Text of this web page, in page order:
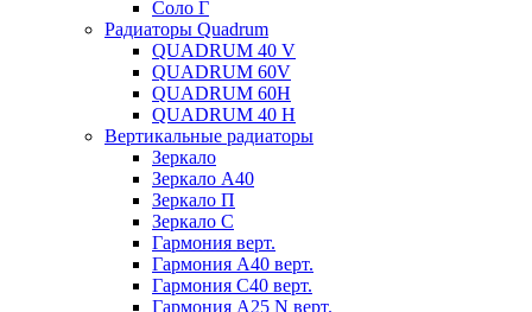
Соло Г
Радиаторы Quadrum
QUADRUM 40 V
QUADRUM 60V
QUADRUM 60H
QUADRUM 40 H
Вертикальные радиаторы
Зеркало
Зеркало А40
Зеркало П
Зеркало С
Гармония верт.
Гармония А40 верт.
Гармония С40 верт.
Гармония А25 N верт.